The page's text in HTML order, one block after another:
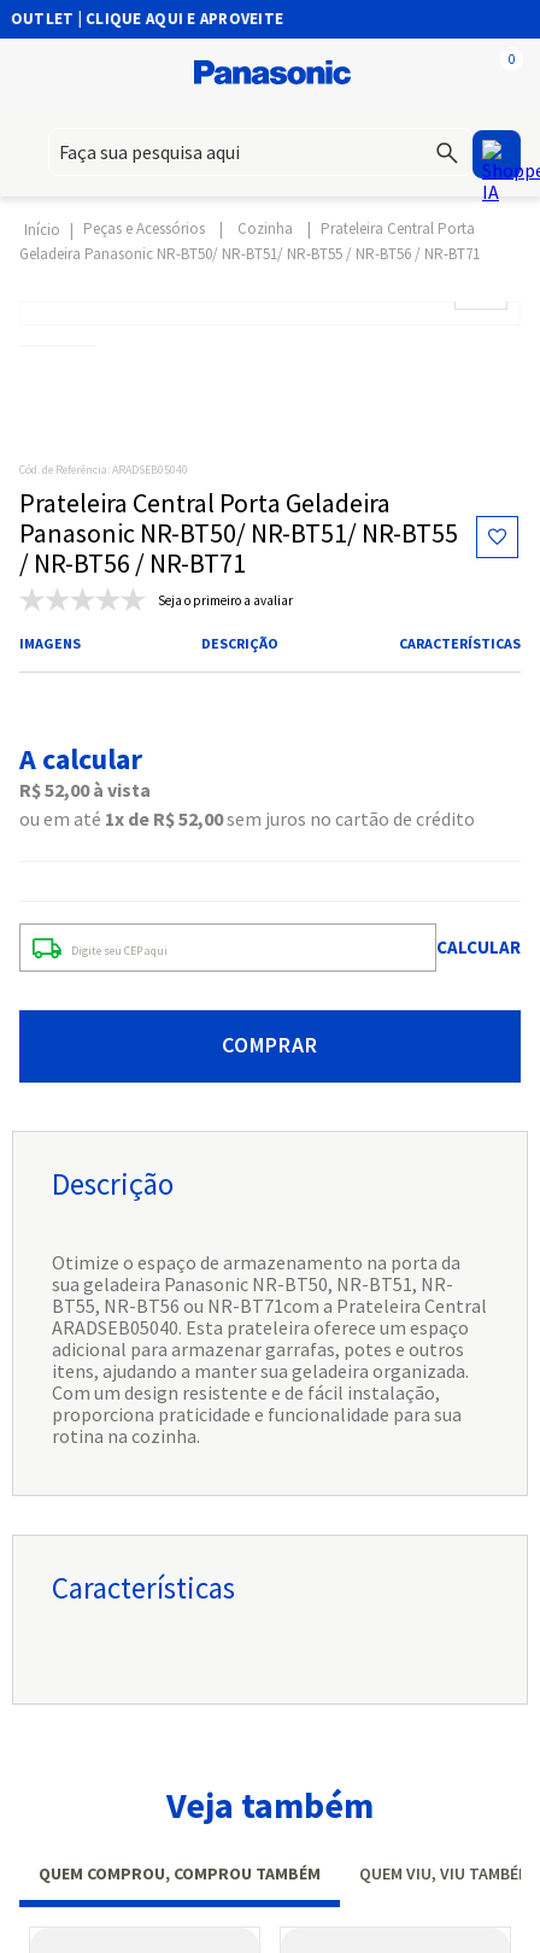
| CLIQUE AQUI E APROVEITE
0
Peças e Acessórios Cozinha
Prateleira Central Porta
Geladeira Panasonic NR-BT50/ NR-BT51/ NR-BT55 / NR-BT56 / NR-BT71
Cód. de Referência:ARADSEB05040
Prateleira Central Porta Geladeira
Panasonic NR-BT50/ NR-BT51/ NR-BT55
/ NR-BT56 / NR-BT71
Seja o primeiro a avaliar
IMAGENS DESCRIÇÃO CARACTERÍSTICAS
A calcular
R$52,00à vista
ou em até 1 R$52,00sem juros no cartão de crédito
COMPRAR
Descrição
Otimize o espaço de armazenamento na porta da
sua geladeira Panasonic NR-BT50, NR-BT51, NR-
BT55, NR-BT56 ou NR-BT71com a Prateleira Central
ARADSEB05040. Esta prateleira oferece um espaço
adicional para armazenar garrafas, potes e outros
itens, ajudando a manter sua geladeira organizada.
Com um design resistente e de fácil instalação,
proporciona praticidade e funcionalidade para sua
rotina na cozinha.
Características
Veja também
QUEM COMPROU, COMPROU TAMBÉM QUEM VIU, VIU TAMBÉM